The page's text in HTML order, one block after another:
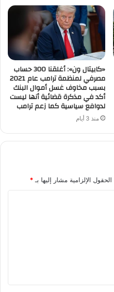
«كابيتال ون»: أغلقنا 300 حساب
مصرفي لمنظمة ترامب عام 2021
بسبب مخاوف غسل أموال البنك
أكد في مذكرة قضائية أنها ليست
لدوافع سياسية كما زعم ترامب
منذ 3 أيام
الحقول الإلزامية مشار إليها بـ *